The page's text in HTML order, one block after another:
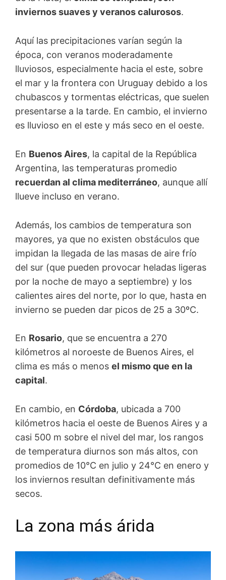
inviernos suaves y veranos calurosos.
Aquí las precipitaciones varían según la
época, con veranos moderadamente
lluviosos, especialmente hacia el este, sobre
el mar y la frontera con Uruguay debido a los
chubascos y tormentas eléctricas, que suelen
presentarse a la tarde. En cambio, el invierno
es lluvioso en el este y más seco en el oeste.
En Buenos Aires, la capital de la República
Argentina, las temperaturas promedio
recuerdan al clima mediterráneo, aunque allí
llueve incluso en verano.
Además, los cambios de temperatura son
mayores, ya que no existen obstáculos que
impidan la llegada de las masas de aire frío
del sur (que pueden provocar heladas ligeras
por la noche de mayo a septiembre) y los
calientes aires del norte, por lo que, hasta en
invierno se pueden dar picos de 25 a 30ºC.
En Rosario, que se encuentra a 270
kilómetros al noroeste de Buenos Aires, el
clima es más o menos el mismo que en la
capital.
En cambio, en Córdoba, ubicada a 700
kilómetros hacia el oeste de Buenos Aires y a
casi 500 m sobre el nivel del mar, los rangos
de temperatura diurnos son más altos, con
promedios de 10°C en julio y 24°C en enero y
los inviernos resultan definitivamente más
secos.
La zona más árida